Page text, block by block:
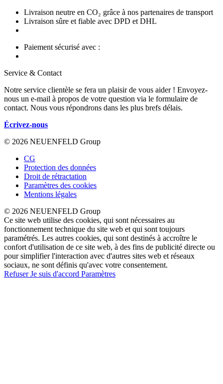
Livraison neutre en CO₂ grâce à nos partenaires de transport
Livraison sûre et fiable avec DPD et DHL
Paiement sécurisé avec :
Service & Contact
Notre service clientèle se fera un plaisir de vous aider ! Envoyez-
nous un e-mail à propos de votre question via le formulaire de
contact. Nous vous répondrons dans les plus brefs délais.
Écrivez-nous
© 2026 NEUENFELD Group
CG
Protection des données
Droit de rétractation
Paramètres des cookies
Mentions légales
© 2026 NEUENFELD Group
Ce site web utilise des cookies, qui sont nécessaires au
fonctionnement technique du site web et qui sont toujours
paramétrés. Les autres cookies, qui sont destinés à accroître le
confort d'utilisation de ce site web, à des fins de publicité directe ou
pour simplifier l'interaction avec d'autres sites web et réseaux
sociaux, ne sont définis qu'avec votre consentement.
RefuserJe suis d'accord Paramètres